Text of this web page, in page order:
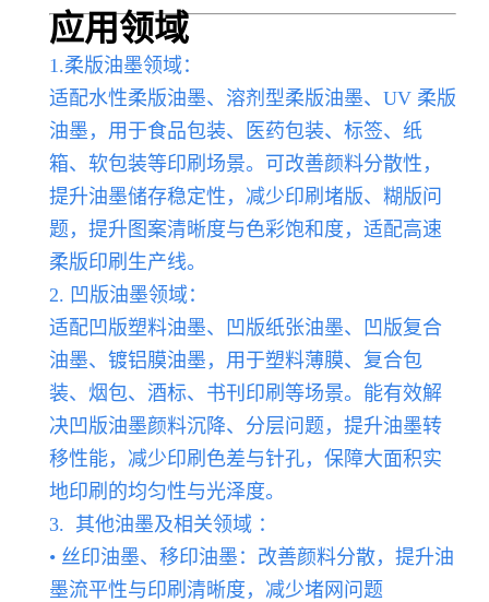
应用领域
1.柔版油墨领域：
适配水性柔版油墨、溶剂型柔版油墨、UV 柔版
油墨，用于食品包装、医药包装、标签、纸
箱、软包装等印刷场景。可改善颜料分散性，
提升油墨储存稳定性，减少印刷堵版、糊版问
题，提升图案清晰度与色彩饱和度，适配高速
柔版印刷生产线。
2. 凹版油墨领域：
适配凹版塑料油墨、凹版纸张油墨、凹版复合
油墨、镀铝膜油墨，用于塑料薄膜、复合包
装、烟包、酒标、书刊印刷等场景。能有效解
决凹版油墨颜料沉降、分层问题，提升油墨转
移性能，减少印刷色差与针孔，保障大面积实
地印刷的均匀性与光泽度。
3. 其他油墨及相关领域 ：
• 丝印油墨、移印油墨：改善颜料分散，提升油
墨流平性与印刷清晰度，减少堵网问题